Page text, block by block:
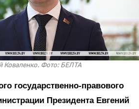
Коваленко. Фото: БЕЛТА
государственно-правового
Президента Евгений